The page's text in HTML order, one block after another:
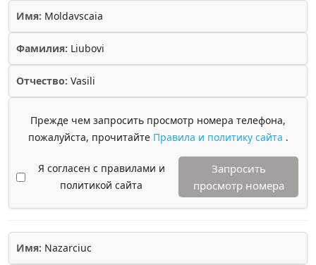
Имя: Moldavscaia
Фамилия: Liubovi
Отчество: Vasili
Прежде чем запросить просмотр номера телефона,
пожалуйста, прочитайте Правила и политику сайта .
Я согласен с правилами и
политикой сайта
Запросить
просмотр номера
Имя: Nazarciuc